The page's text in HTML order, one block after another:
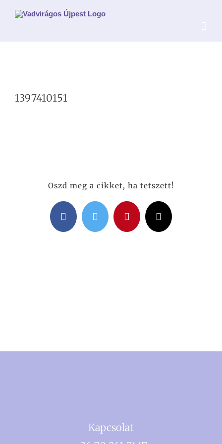
Kihagyás
1397410151
Oszd meg a cikket, ha tetszett!
Facebook Twitter Pinterest Email:
Kapcsolat